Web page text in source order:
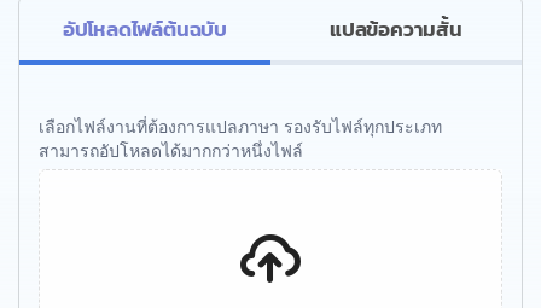
อัปโหลดไฟล์ต้นฉบับ แปลข้อความสั้น
เลือกไฟล์งานที่ต้องการแปลภาษา รองรับไฟล์ทุกประเภท
สามารถอัปโหลดได้มากกว่าหนึ่งไฟล์